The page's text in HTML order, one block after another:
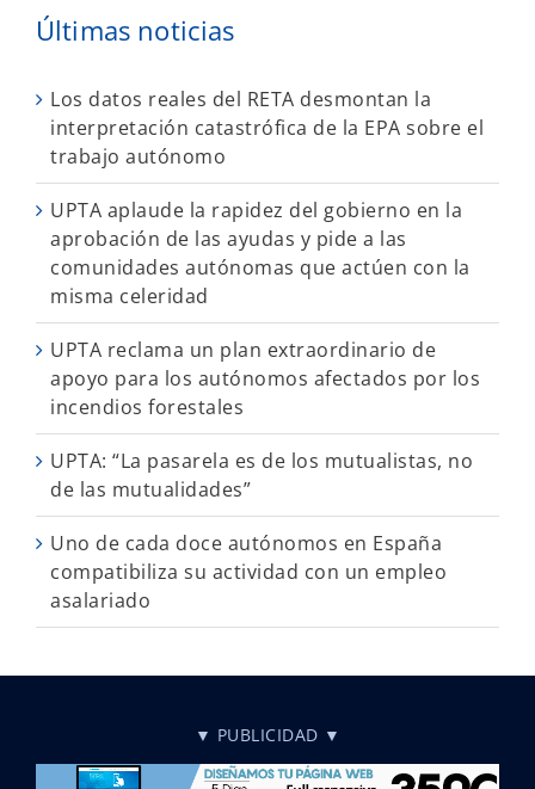
Últimas noticias
Los datos reales del RETA desmontan la
interpretación catastrófica de la EPA sobre el
trabajo autónomo
UPTA aplaude la rapidez del gobierno en la
aprobación de las ayudas y pide a las
comunidades autónomas que actúen con la
misma celeridad
UPTA reclama un plan extraordinario de
apoyo para los autónomos afectados por los
incendios forestales
UPTA: “La pasarela es de los mutualistas, no
de las mutualidades”
Uno de cada doce autónomos en España
compatibiliza su actividad con un empleo
asalariado
▼ PUBLICIDAD ▼